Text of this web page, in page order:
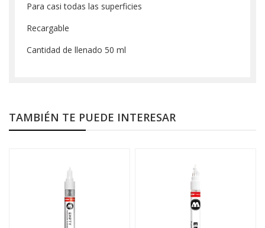
Para casi todas las superficies
Recargable
Cantidad de llenado 50 ml
TAMBIÉN TE PUEDE INTERESAR